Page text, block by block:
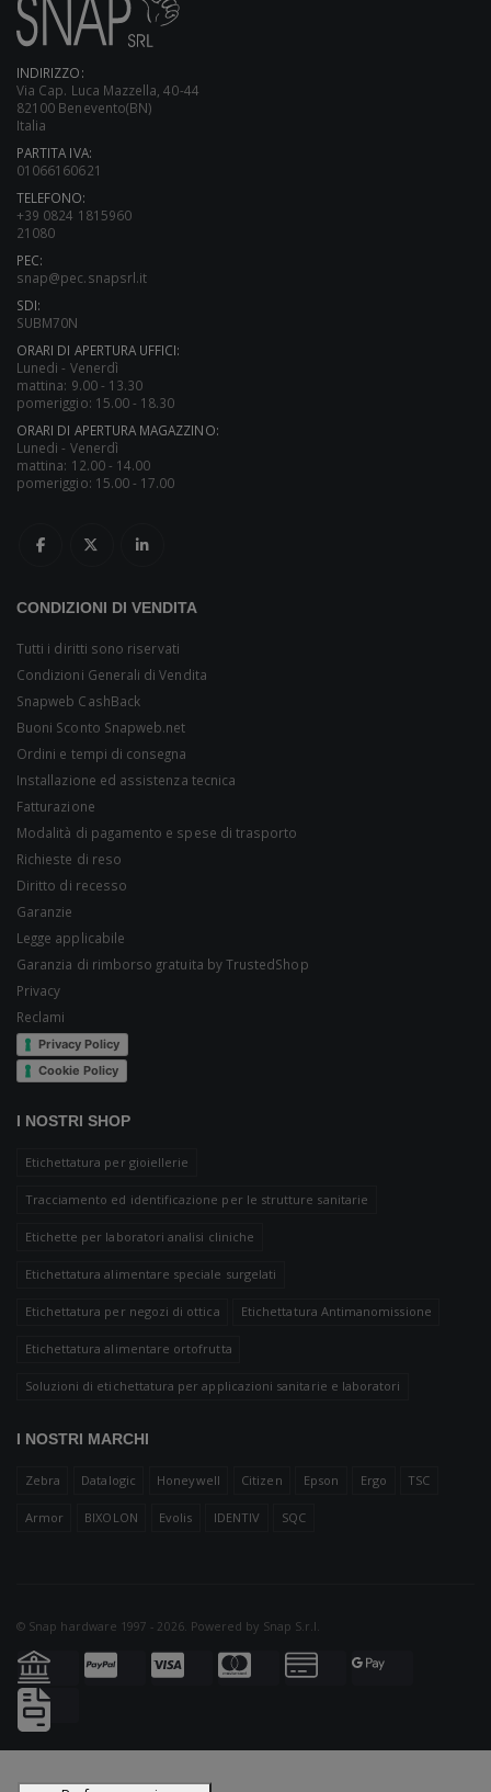
INDIRIZZO:
Via Cap. Luca Mazzella, 40-44
82100 Benevento(BN)
Italia
PARTITA IVA:
01066160621
TELEFONO:
+39 0824 1815960
21080
PEC:
snap@pec.snapsrl.it
SDI:
SUBM70N
ORARI DI APERTURA UFFICI:
Lunedi - Venerdì
mattina: 9.00 - 13.30
pomeriggio: 15.00 - 18.30
ORARI DI APERTURA MAGAZZINO:
Lunedi - Venerdì
mattina: 12.00 - 14.00
pomeriggio: 15.00 - 17.00
CONDIZIONI DI VENDITA
Tutti i diritti sono riservati
Condizioni Generali di Vendita
Snapweb CashBack
Buoni Sconto Snapweb.net
Ordini e tempi di consegna
Installazione ed assistenza tecnica
Fatturazione
Modalità di pagamento e spese di trasporto
Richieste di reso
Diritto di recesso
Garanzie
Legge applicabile
Garanzia di rimborso gratuita by TrustedShop
Privacy
Reclami
Privacy Policy
Cookie Policy
I NOSTRI SHOP
Etichettatura per gioiellerie
Tracciamento ed identificazione per le strutture sanitarie
Etichette per laboratori analisi cliniche
Etichettatura alimentare speciale surgelati
Etichettatura per negozi di ottica Etichettatura Antimanomissione
Etichettatura alimentare ortofrutta
Soluzioni di etichettatura per applicazioni sanitarie e laboratori
I NOSTRI MARCHI
Zebra Datalogic Honeywell Citizen Epson Ergo TSC
Armor BIXOLON Evolis IDENTIV SQC
© Snap hardware 1997 - 2026. Powered by Snap S.r.l.